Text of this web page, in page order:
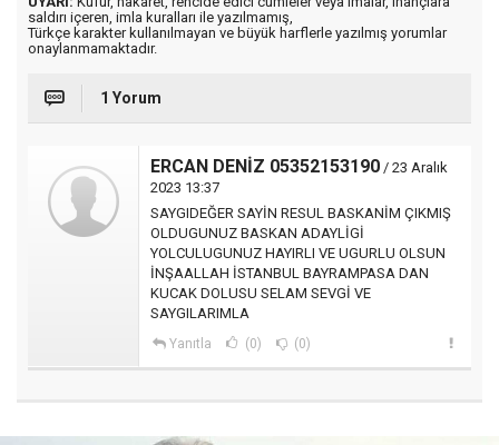
saldırı içeren, imla kuralları ile yazılmamış,
Türkçe karakter kullanılmayan ve büyük harflerle yazılmış yorumlar
onaylanmamaktadır.
1 Yorum
ERCAN DENİZ 05352153190 / 23 Aralık
2023 13:37
SAYGIDEĞER SAYİN RESUL BASKANİM ÇIKMIŞ
OLDUGUNUZ BASKAN ADAYLİGİ
YOLCULUGUNUZ HAYIRLI VE UGURLU OLSUN
İNŞAALLAH İSTANBUL BAYRAMPASA DAN
KUCAK DOLUSU SELAM SEVGİ VE
SAYGILARIMLA
Yanıtla (0) (0)